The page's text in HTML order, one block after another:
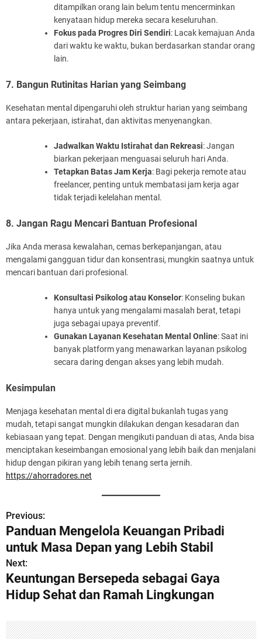
ditampilkan orang lain belum tentu mencerminkan
kenyataan hidup mereka secara keseluruhan.
Fokus pada Progres Diri Sendiri: Lacak kemajuan Anda
dari waktu ke waktu, bukan berdasarkan standar orang
lain.
7. Bangun Rutinitas Harian yang Seimbang
Kesehatan mental dipengaruhi oleh struktur harian yang seimbang
antara pekerjaan, istirahat, dan aktivitas menyenangkan.
Jadwalkan Waktu Istirahat dan Rekreasi: Jangan
biarkan pekerjaan menguasai seluruh hari Anda.
Tetapkan Batas Jam Kerja: Bagi pekerja remote atau
freelancer, penting untuk membatasi jam kerja agar
tidak terjadi kelelahan mental.
8. Jangan Ragu Mencari Bantuan Profesional
Jika Anda merasa kewalahan, cemas berkepanjangan, atau
mengalami gangguan tidur dan konsentrasi, mungkin saatnya untuk
mencari bantuan dari profesional.
Konsultasi Psikolog atau Konselor: Konseling bukan
hanya untuk yang mengalami masalah berat, tetapi
juga sebagai upaya preventif.
Gunakan Layanan Kesehatan Mental Online: Saat ini
banyak platform yang menawarkan layanan psikolog
secara daring dengan akses yang lebih mudah.
Kesimpulan
Menjaga kesehatan mental di era digital bukanlah tugas yang
mudah, tetapi sangat mungkin dilakukan dengan kesadaran dan
kebiasaan yang tepat. Dengan mengikuti panduan di atas, Anda bisa
menciptakan keseimbangan emosional yang lebih baik dan menjalani
hidup dengan pikiran yang lebih tenang serta jernih.
https://ahorradores.net
P
o
s
t
a
Previous:
Panduan Mengelola Keuangan Pribadi
untuk Masa Depan yang Lebih Stabil
Next:
Keuntungan Bersepeda sebagai Gaya
Hidup Sehat dan Ramah Lingkungan